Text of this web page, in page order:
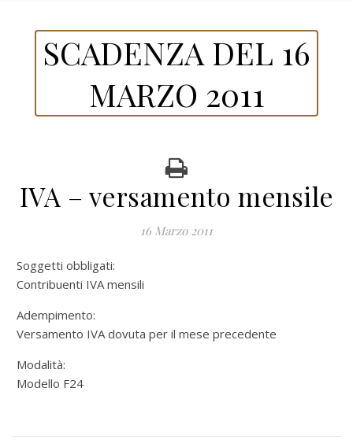
SCADENZA DEL 16
MARZO 2011
IVA – versamento mensile
16 Marzo 2011
Soggetti obbligati:
Contribuenti IVA mensili
Adempimento:
Versamento IVA dovuta per il mese precedente
Modalità:
Modello F24